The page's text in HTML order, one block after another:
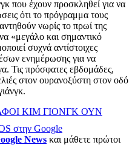
που έχουν προσκληθεί για να
ότι το πρόγραμμα τους
νωρίς το πρωί της
«μεγάλο και σημαντικό
συχνά αντίστοιχες
ενημέρωσης για να
Τις πρόσφατες εβδομάδες,
στον ουρανοξύστη στον οδό
ΚΙΜ ΓΙΟΝΓΚ ΟΥΝ
στην Google
News και μάθετε πρώτοι